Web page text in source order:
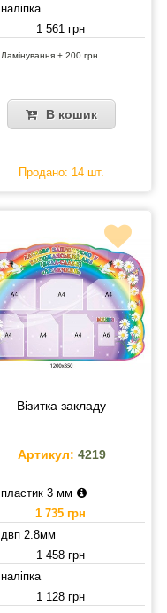
наліпка
1 561 грн
Ламінування + 200 грн
В кошик
Продано: 14 шт.
Візитка закладу
Артикул: 4219
пластик 3 мм
1 735 грн
двп 2.8мм
1 458 грн
наліпка
1 128 грн